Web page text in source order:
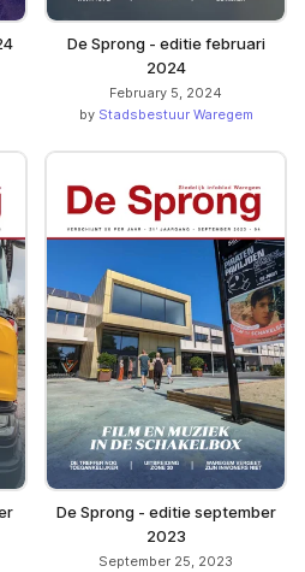
De Sprong - editie februari
2024
February 5, 2024
by Stadsbestuur Waregem
De Sprong - editie september
2023
September 25, 2023